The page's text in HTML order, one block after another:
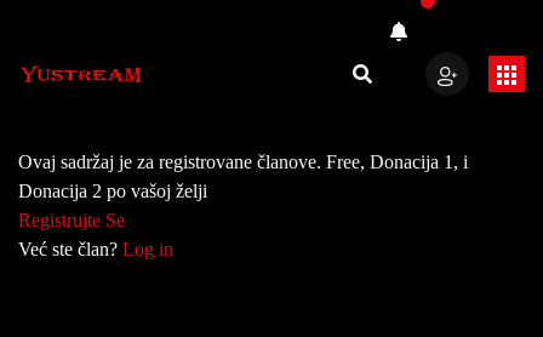
Ovaj sadržaj je za registrovane članove. Free, Donacija 1, i
Donacija 2 po vašoj želji
Registrujte Se
Već ste član? Log in